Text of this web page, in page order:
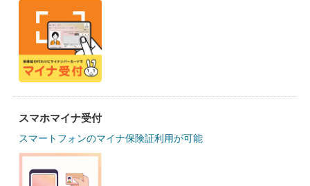
スマホマイナ受付
スマートフォンのマイナ保険証利用が可能